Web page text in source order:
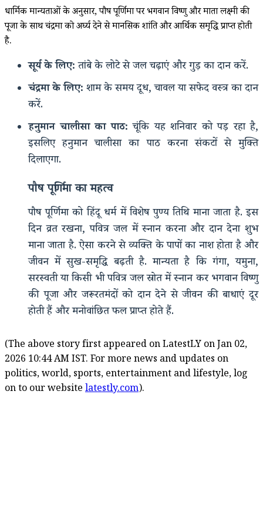
धार्मिक मान्यताओं के अनुसार, पौष पूर्णिमा पर भगवान विष्णु और माता लक्ष्मी की
पूजा के साथ चंद्रमा को अर्घ्य देने से मानसिक शांति और आर्थिक समृद्धि प्राप्त होती
है.
सूर्य के लिए:तांबे के लोटे से जल चढ़ाएं और गुड़ का दान करें.
चंद्रमा के लिए: शाम के समय दूध, चावल या सफेद वस्त्र का दान
करें.
हनुमान चालीसा का पाठ: चूंकि यह शनिवार को पड़ रहा है,
इसलिए हनुमान चालीसा का पाठ करना संकटों से मुक्ति
दिलाएगा.
पौष पूर्णिमा का महत्व
पौष पूर्णिमा को हिंदू धर्म में विशेष पुण्य तिथि माना जाता है. इस
दिन व्रत रखना, पवित्र जल में स्नान करना और दान देना शुभ
माना जाता है. ऐसा करने से व्यक्ति के पापों का नाश होता है और
जीवन में सुख-समृद्धि बढ़ती है. मान्यता है कि गंगा, यमुना,
सरस्वती या किसी भी पवित्र जल स्रोत में स्नान कर भगवान विष्णु
की पूजा और जरूरतमंदों को दान देने से जीवन की बाधाएं दूर
होती हैं और मनोवांछित फल प्राप्त होते हैं.
(The above story first appeared on LatestLY on Jan 02,
2026 10:44 AM IST. For more news and updates on
politics, world, sports, entertainment and lifestyle, log
on to our website latestly.com).